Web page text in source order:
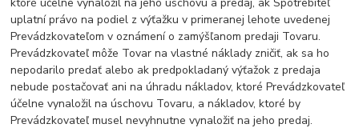
ktoré účelne vynaložil na jeho úschovu a predaj, ak Spotrebiteľ
uplatní právo na podiel z výťažku v primeranej lehote uvedenej
Prevádzkovateľom v oznámení o zamýšľanom predaji Tovaru.
Prevádzkovateľ môže Tovar na vlastné náklady zničiť, ak sa ho
nepodarilo predať alebo ak predpokladaný výťažok z predaja
nebude postačovať ani na úhradu nákladov, ktoré Prevádzkovateľ
účelne vynaložil na úschovu Tovaru, a nákladov, ktoré by
Prevádzkovateľ musel nevyhnutne vynaložiť na jeho predaj.